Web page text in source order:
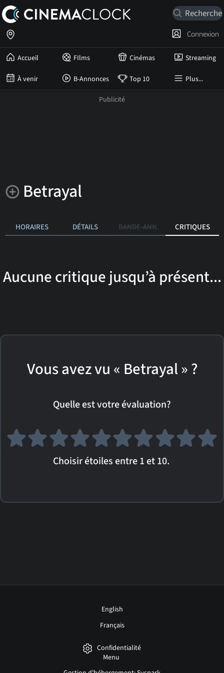
Accueil FIlms Cinémas Streaming
À venir B-Annonces Top 10 Plus...
Connexion
Betrayal
HORAIRES DÉTAILS BANDE-ANN. CRITIQUES
Aucune critique jusqu’à présent...
Vous avez vu « Betrayal » ?
Quelle est votre évaluation?
Choisir étoiles entre 1 et 10.
English
Français
Confidentialité
Menu